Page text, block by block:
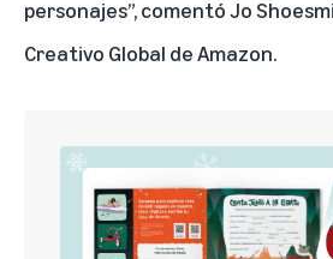
personajes”, comentó Jo
Creativo Global de Amazon.